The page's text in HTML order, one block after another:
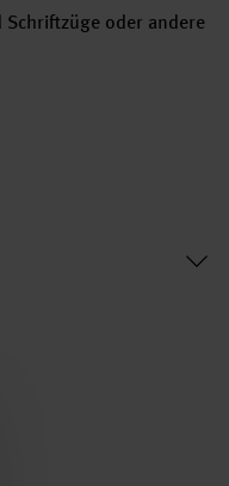
oder andere